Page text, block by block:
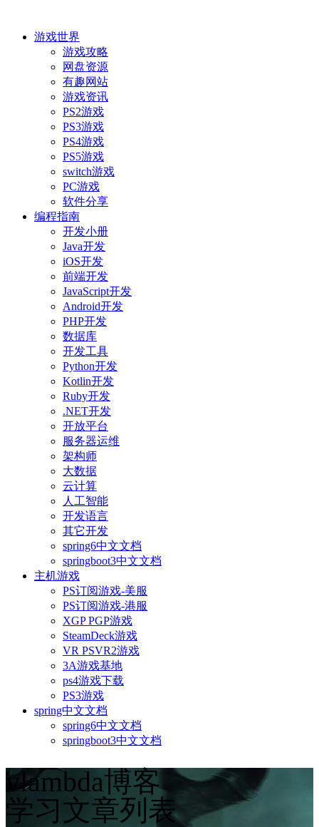
游戏世界
游戏攻略
网盘资源
有趣网站
游戏资讯
PS2游戏
PS3游戏
PS4游戏
PS5游戏
switch游戏
PC游戏
软件分享
编程指南
开发小册
Java开发
iOS开发
前端开发
JavaScript开发
Android开发
PHP开发
数据库
开发工具
Python开发
Kotlin开发
Ruby开发
.NET开发
开放平台
服务器运维
架构师
大数据
云计算
人工智能
开发语言
其它开发
spring6中文文档
springboot3中文文档
主机游戏
PS订阅游戏-美服
PS订阅游戏-港服
XGP PGP游戏
SteamDeck游戏
VR PSVR2游戏
3A游戏基地
ps4游戏下载
PS3游戏
spring中文文档
spring6中文文档
springboot3中文文档
vlambda博客
学习文章列表